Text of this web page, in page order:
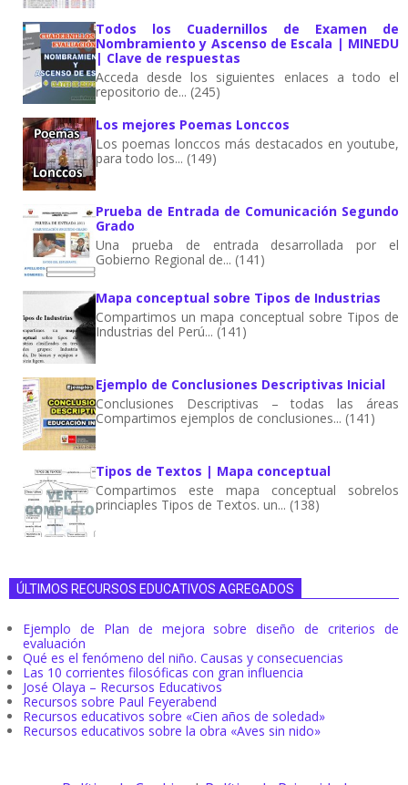
Todos los Cuadernillos de Examen de
Nombramiento y Ascenso de Escala | MINEDU
| Clave de respuestas
Acceda desde los siguientes enlaces a todo el
repositorio de... (245)
Los mejores Poemas Lonccos
Los poemas lonccos más destacados en youtube,
para todo los... (149)
Prueba de Entrada de Comunicación Segundo
Grado
Una prueba de entrada desarrollada por el
Gobierno Regional de... (141)
Mapa conceptual sobre Tipos de Industrias
Compartimos un mapa conceptual sobre Tipos de
Industrias del Perú... (141)
Ejemplo de Conclusiones Descriptivas Inicial
Conclusiones Descriptivas – todas las áreas
Compartimos ejemplos de conclusiones... (141)
Tipos de Textos | Mapa conceptual
Compartimos este mapa conceptual sobrelos
princiaples Tipos de Textos. un... (138)
ÚLTIMOS RECURSOS EDUCATIVOS AGREGADOS
Ejemplo de Plan de mejora sobre diseño de criterios de
evaluación
Qué es el fenómeno del niño. Causas y consecuencias
Las 10 corrientes filosóficas con gran influencia
José Olaya – Recursos Educativos
Recursos sobre Paul Feyerabend
Recursos educativos sobre «Cien años de soledad»
Recursos educativos sobre la obra «Aves sin nido»